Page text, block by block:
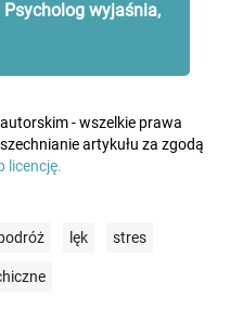
wyjaśnia,
- wszelkie prawa
artykułu za zgodą
licencję.
lęk stres